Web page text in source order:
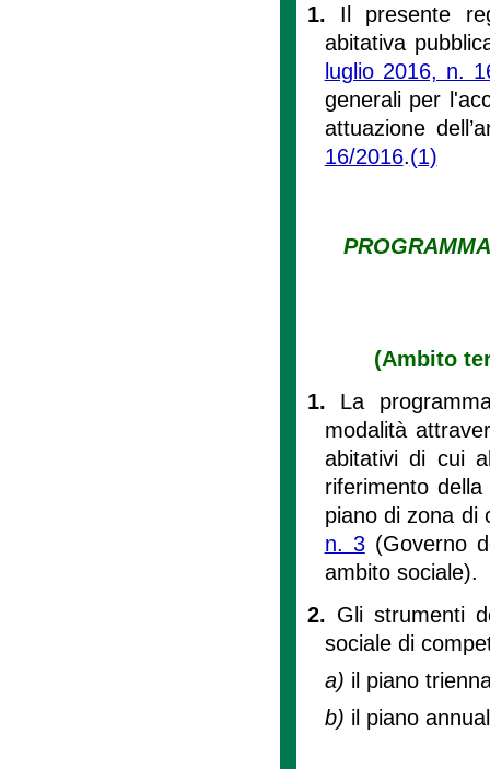
1. Il presente
abitativa
luglio 2016, n.
generali per
attuazione
16/2016.(1)
(Ambito
1. La
modalità
abitativi di cui
riferimento
piano di zona di
n. 3(Governo
ambito sociale).
2. Gli strumenti
sociale di
a) il piano
b) il piano